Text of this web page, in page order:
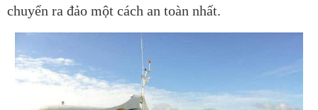
chuyển ra đảo một cách an toàn nhất.